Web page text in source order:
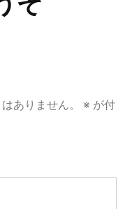
ありません。 ※ が付